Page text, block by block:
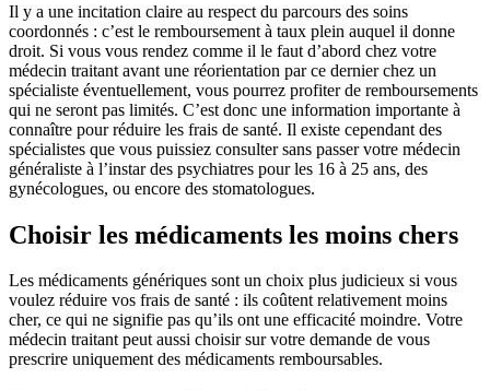
Il y a une incitation claire au respect du parcours des soins
coordonnés : c’est le remboursement à taux plein auquel il donne
droit. Si vous vous rendez comme il le faut d’abord chez votre
médecin traitant avant une réorientation par ce dernier chez un
spécialiste éventuellement, vous pourrez profiter de remboursements
qui ne seront pas limités. C’est donc une information importante à
connaître pour réduire les frais de santé. Il existe cependant des
spécialistes que vous puissiez consulter sans passer votre médecin
généraliste à l’instar des psychiatres pour les 16 à 25 ans, des
gynécologues, ou encore des stomatologues.
Choisir les médicaments les moins chers
Les médicaments génériques sont un choix plus judicieux si vous
voulez réduire vos frais de santé : ils coûtent relativement moins
cher, ce qui ne signifie pas qu’ils ont une efficacité moindre. Votre
médecin traitant peut aussi choisir sur votre demande de vous
prescrire uniquement des médicaments remboursables.